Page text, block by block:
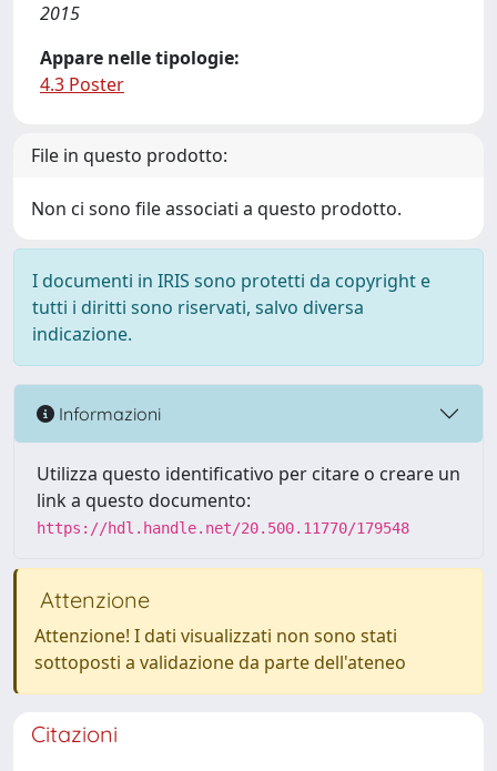
2015
Appare nelle tipologie:
4.3 Poster
File in questo prodotto:
Non ci sono file associati a questo prodotto.
I documenti in IRIS sono protetti da copyright e
tutti i diritti sono riservati, salvo diversa
indicazione.
Informazioni
Utilizza questo identificativo per citare o creare un
link a questo documento:
https://hdl.handle.net/20.500.11770/179548
Attenzione
Attenzione! I dati visualizzati non sono stati
sottoposti a validazione da parte dell'ateneo
Citazioni